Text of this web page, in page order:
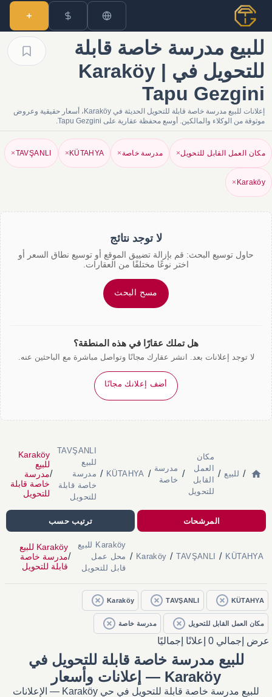
للبيع مدرسة خاصة قابلة
للتحويل في Karaköy |
Tapu Gezgini
إعلانات للبيع مدرسة خاصة قابلة للتحويل الحديثة في Karaköy، أسعار حقيقية وعروض
موثوقة من الوكلاء والمالكين. أوسع محفظة عقارية على Tapu Gezgini.
مكان العمل القابل للتحويل× مدرسة خاصة×
KÜTAHYA
×
TAVŞANLI
×
Karaköy
×
لا توجد نتائج
حاول توسيع البحث: قم بإزالة تضييق الموقع أو توسيع نطاق السعر أو
اختر نوعًا مختلفًا من العقارات.
مسح البحث
هل تملك عقارًا في هذه المنطقة؟
لا توجد إعلانات بعد. انشر عقارك مجانًا وتواصل مباشرة مع الباحثين عنه.
أضف إعلانك مجانًا
/ للبيع /
مكان
العمل
القابل
للتحويل
/
مدرسة
خاصة
/
KÜTAHYA
/
TAVŞANLI
للبيع
مدرسة
خاصة قابلة
للتحويل
/
Karaköy
للبيع
مدرسة
خاصة قابلة
للتحويل
المرشحات ترتيب حسب
KÜTAHYA
/
TAVŞANLI
/
Karaköy
/
Karaköy للبيع
محل عمل
قابل للتحويل
/
Karaköy للبيع
مدرسة خاصة
قابلة للتحويل
KÜTAHYA
TAVŞANLI
Karaköy
مكان العمل القابل للتحويل مدرسة خاصة
عرض إجمالي 0 إعلانًا إجماليًا
للبيع مدرسة خاصة قابلة للتحويل في
Karaköy — إعلانات وأسعار
للبيع مدرسة خاصة قابلة للتحويل في حي Karaköy — الإعلانات